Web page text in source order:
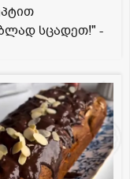
სცადეთ!" -